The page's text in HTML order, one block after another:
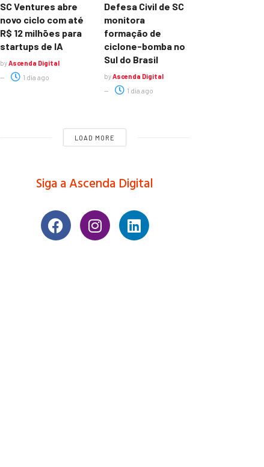
SC Ventures abre
novo ciclo com até
R$ 12 milhões para
startups de IA
byAscenda Digital
1 dia ago
Defesa Civil de SC
monitora
formação de
ciclone-bomba no
Sul do Brasil
byAscenda Digital
1 dia ago
LOAD MORE
Siga a Ascenda Digital